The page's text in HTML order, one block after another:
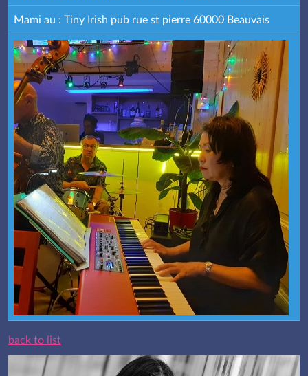
Mami au : Tiny Irish pub rue st pierre 60000 Beauvais
back to list